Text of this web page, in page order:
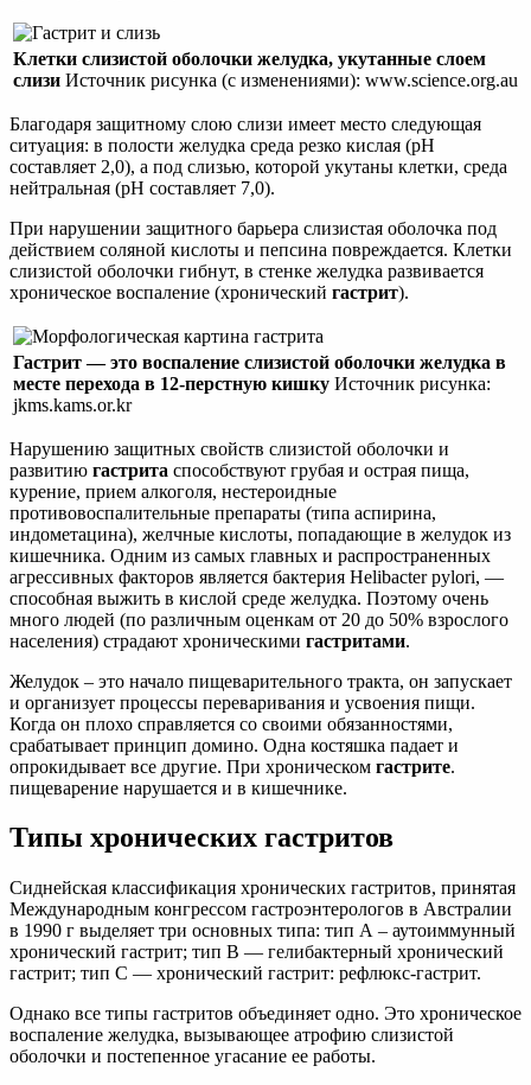
Клетки слизистой оболочки желудка, укутанные слоем
слизи Источник рисунка (с изменениями): www.science.org.au
Благодаря защитному слою слизи имеет место следующая
ситуация: в полости желудка среда резко кислая (pH
составляет 2,0), а под слизью, которой укутаны клетки, среда
нейтральная (pH составляет 7,0).
При нарушении защитного барьера слизистая оболочка под
действием соляной кислоты и пепсина повреждается. Клетки
слизистой оболочки гибнут, в стенке желудка развивается
хроническое воспаление (хронический гастрит).
Гастрит — это воспаление слизистой оболочки желудка в
месте перехода в 12-перстную кишку Источник рисунка:
jkms.kams.or.kr
Нарушению защитных свойств слизистой оболочки и
развитию гастрита способствуют грубая и острая пища,
курение, прием алкоголя, нестероидные
противовоспалительные препараты (типа аспирина,
индометацина), желчные кислоты, попадающие в желудок из
кишечника. Одним из самых главных и распространенных
агрессивных факторов является бактерия Helibacter pylori, —
способная выжить в кислой среде желудка. Поэтому очень
много людей (по различным оценкам от 20 до 50% взрослого
населения) страдают хроническими гастритами.
Желудок – это начало пищеварительного тракта, он запускает
и организует процессы переваривания и усвоения пищи.
Когда он плохо справляется со своими обязанностями,
срабатывает принцип домино. Одна костяшка падает и
опрокидывает все другие. При хроническом гастрите.
пищеварение нарушается и в кишечнике.
Типы хронических гастритов
Сиднейская классификация хронических гастритов, принятая
Международным конгрессом гастроэнтерологов в Австралии
в 1990 г выделяет три основных типа: тип А – аутоиммунный
хронический гастрит; тип В — гелибактерный хронический
гастрит; тип С — хронический гастрит: рефлюкс-гастрит.
Однако все типы гастритов объединяет одно. Это хроническое
воспаление желудка, вызывающее атрофию слизистой
оболочки и постепенное угасание ее работы.